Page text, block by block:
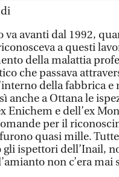
va avanti dal 1992,
a questi
della malattia
che passava
della fabbrica e
anche a Ottana le
Enichem e dell’ex
per il
quasi mille.
ispettori dell’Inail,
non c’era mai